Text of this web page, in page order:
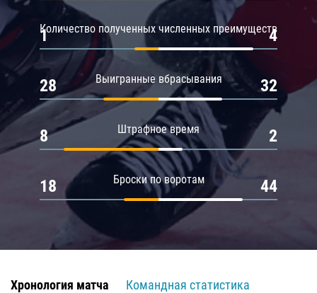
Количество полученных численных преимуществ
1 4
Выигранные вбрасывания
28 32
Штрафное время
8 2
Броски по воротам
18 44
Хронология матча
Командная статистика